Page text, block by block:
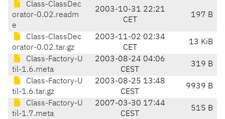
Class-ClassDec
orator-0.02.readm
e
2003-10-31 22:21
CET
197 B
Class-ClassDec
orator-0.02.tar.gz
2003-11-02 02:34
CET
13 KiB
Class-Factory-U
til-1.6.meta
2003-08-24 04:06
CEST
319 B
Class-Factory-U
til-1.6.tar.gz
2003-08-25 13:48
CEST
9939 B
Class-Factory-U
til-1.7.meta
2007-03-30 17:44
CEST
515 B